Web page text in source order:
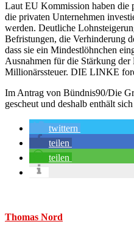
Laut EU Kommission haben die
die privaten Unternehmen
werden. Deutliche
Befristungen, die Verhinderung
dass sie ein Mindestlöhnchen
Ausnahmen für die Stärkung
Millionärssteuer. DIE LINKE
Im Antrag von Bündnis90/Die
gescheut und deshalb enthält
twittern
teilen
teilen
Thomas Nord